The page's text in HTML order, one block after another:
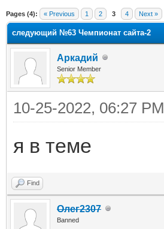
Pages (4): « Previous 1 2 3 4 Next »
следующий №63 Чемпионат сайта-2
Аркадий
Senior Member
10-25-2022, 06:27 PM
я в теме
Find
Олег2307
Banned